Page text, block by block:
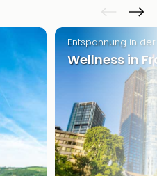
MJ
–
Das
Der
Die
Entspannung in
Wellness in